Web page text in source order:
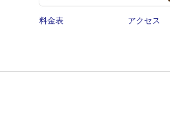
料金表 アクセス